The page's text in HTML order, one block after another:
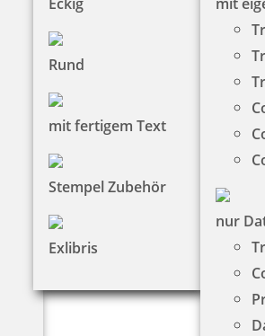
Rund
mit fertigem Text
Stempel Zubehör
Exlibris
nur